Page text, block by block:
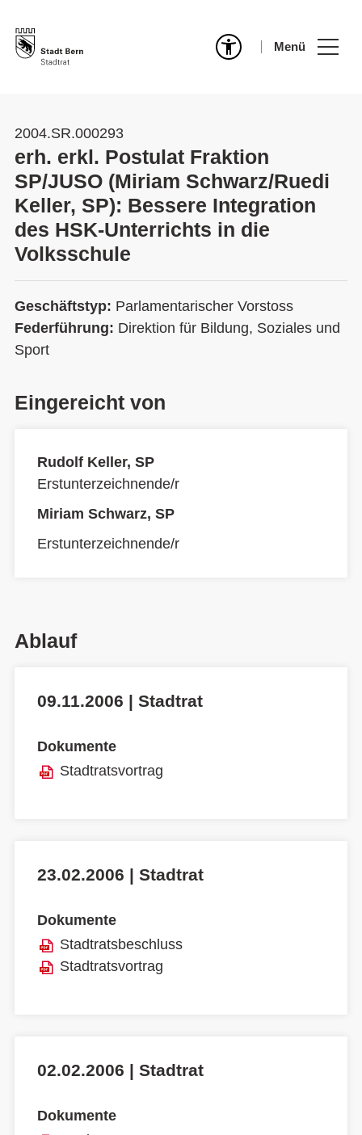
Menü
2004.SR.000293
erh. erkl. Postulat Fraktion
SP/JUSO (Miriam Schwarz/Ruedi
Keller, SP): Bessere Integration
des HSK-Unterrichts in die
Volksschule
Geschäftstyp: Parlamentarischer Vorstoss
Federführung: Direktion für Bildung, Soziales und
Sport
Eingereicht von
Rudolf Keller, SP
Erstunterzeichnende/r
Miriam Schwarz, SP
Erstunterzeichnende/r
Ablauf
09.11.2006 | Stadtrat
Dokumente
Stadtratsvortrag
23.02.2006 | Stadtrat
Dokumente
Stadtratsbeschluss
Stadtratsvortrag
02.02.2006 | Stadtrat
Dokumente